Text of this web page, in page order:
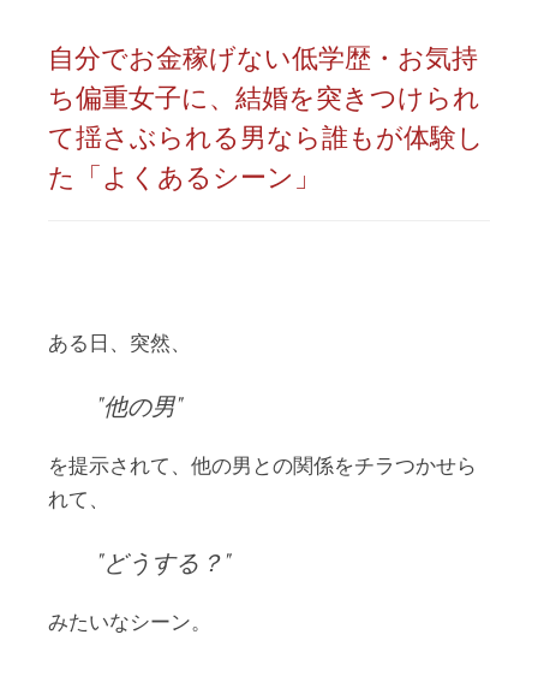
自分でお金稼げない低学歴・お気持
ち偏重女子に、結婚を突きつけられ
て揺さぶられる男なら誰もが体験し
た「よくあるシーン」
ある日、突然、
他の男
を提示されて、他の男との関係をチラつかせら
れて、
どうする？
みたいなシーン。